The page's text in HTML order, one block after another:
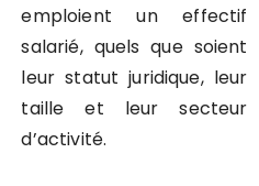
emploient un effectif
salarié, quels que soient
leur statut juridique, leur
taille et leur secteur
d’activité.